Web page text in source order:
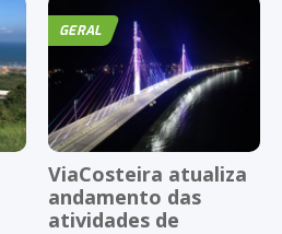
GERAL
ViaCosteira atualiza
andamento das
atividades de